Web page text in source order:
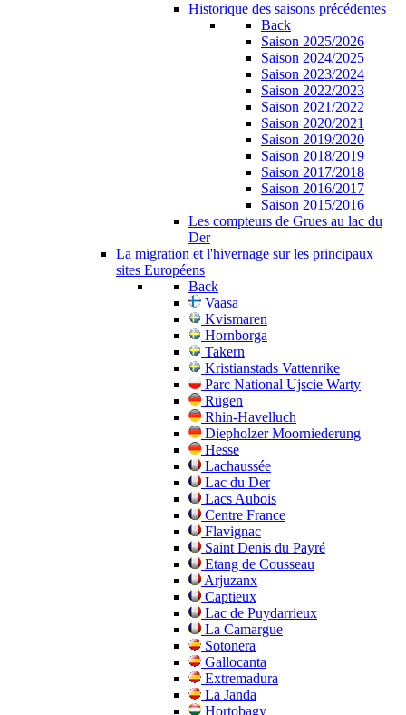
Historique des saisons précédentes
Back
Saison 2025/2026
Saison 2024/2025
Saison 2023/2024
Saison 2022/2023
Saison 2021/2022
Saison 2020/2021
Saison 2019/2020
Saison 2018/2019
Saison 2017/2018
Saison 2016/2017
Saison 2015/2016
Les compteurs de Grues au lac du
Der
La migration et l'hivernage sur les principaux
sites Européens
Back
Vaasa
Kvismaren
Hornborga
Takern
Kristianstads Vattenrike
Parc National Ujscie Warty
Rügen
Rhin-Havelluch
Diepholzer Moorniederung
Hesse
Lachaussée
Lac du Der
Lacs Aubois
Centre France
Flavignac
Saint Denis du Payré
Etang de Cousseau
Arjuzanx
Captieux
Lac de Puydarrieux
La Camargue
Sotonera
Gallocanta
Extremadura
La Janda
Hortobagy